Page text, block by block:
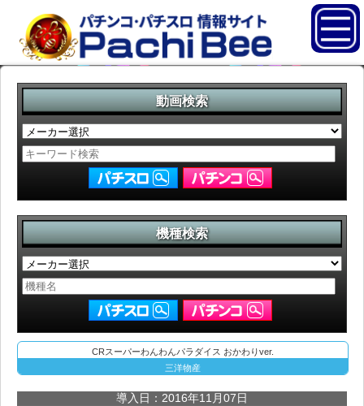
動画検索
機種検索
CRスーパーわんわんパラダイス おかわりver.
三洋物産
導入日：2016年11月07日